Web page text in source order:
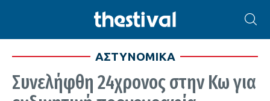
ΑΣΤΥΝΟΜΙΚΑ
Συνελήφθη 24χρονος στην Κω για